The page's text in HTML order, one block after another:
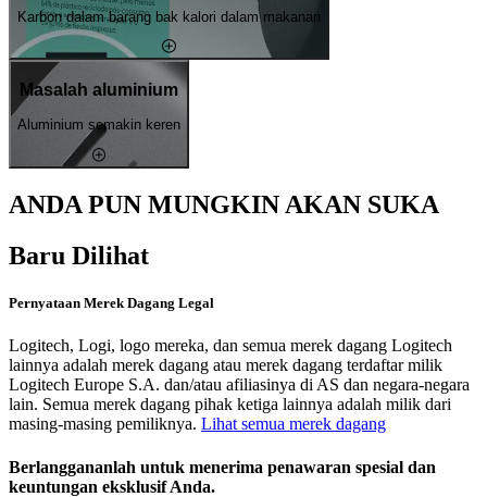
Karbon dalam barang bak kalori dalam makanan
Masalah aluminium
Aluminium semakin keren
ANDA PUN MUNGKIN AKAN SUKA
Baru Dilihat
Pernyataan Merek Dagang Legal
Logitech, Logi, logo mereka, dan semua merek dagang Logitech
lainnya adalah merek dagang atau merek dagang terdaftar milik
Logitech Europe S.A. dan/atau afiliasinya di AS dan negara-negara
lain. Semua merek dagang pihak ketiga lainnya adalah milik dari
masing-masing pemiliknya. Lihat semua merek dagang
Berlanggananlah untuk menerima penawaran spesial dan
keuntungan eksklusif Anda.